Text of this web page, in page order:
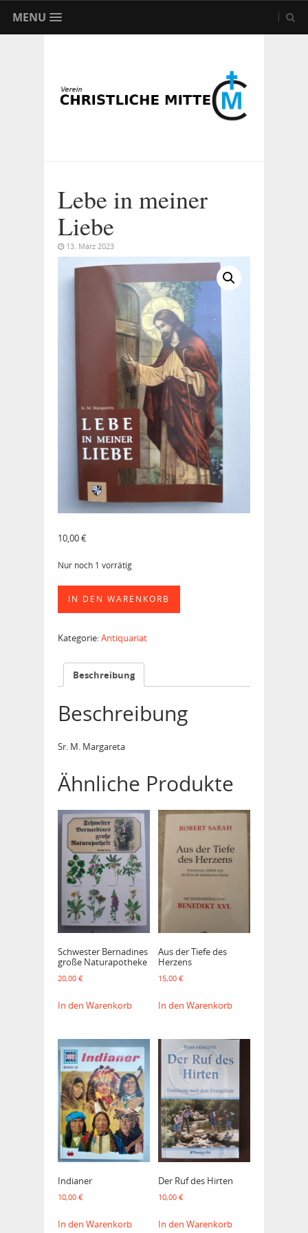
MENU
Lebe in meiner
Liebe
13. März 2023
10,00€
Nur noch 1 vorrätig
Liebe
Menge
IN DEN WARENKORB
Kategorie:Antiquariat
Beschreibung
Beschreibung
Sr. M. Margareta
Ähnliche Produkte
Schwester Bernadines
große Naturapotheke
20,00 €
In den Warenkorb
Aus der Tiefe des
Herzens
15,00 €
In den Warenkorb
Indianer
10,00 €
In den Warenkorb
Der Ruf des Hirten
10,00 €
In den Warenkorb